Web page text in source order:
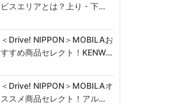
ビスエリアとは？上り・下…
＜Drive! NIPPON＞MOBILAお
すすめ商品セレクト！KENW…
＜Drive! NIPPON＞MOBILAオ
ススメ商品セレクト！アル…